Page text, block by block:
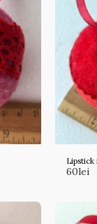
Lipstick
60lei